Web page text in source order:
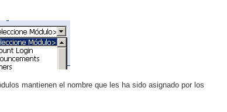
mantienen el nombre que les ha sido asignado por los